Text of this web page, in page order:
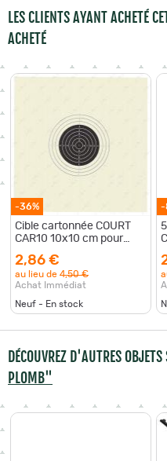
LES CLIENTS AYANT ACHETÉ
ACHETÉ
-36%
Cible cartonnée COURT
CAR10 10x10 cm pour
2,86 €
au lieu de 4,50 €
Achat Immédiat
Neuf - En stock
-
DÉCOUVREZ D'AUTRES
PLOMB"